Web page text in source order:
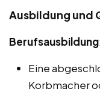
Ausbildung und
Berufsausbildung:
Eine
Korbmacher